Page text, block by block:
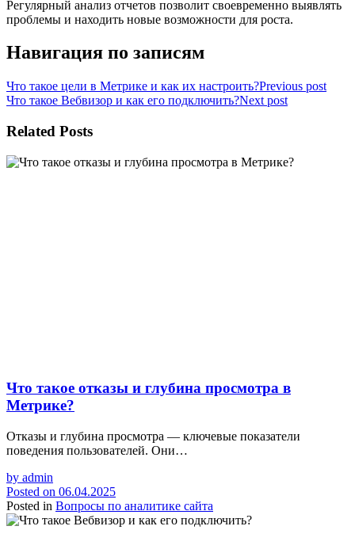
Регулярный анализ отчетов позволит своевременно выявлять
проблемы и находить новые возможности для роста.
Навигация по записям
Что такое цели в Метрике и как их настроить?Previous post
Что такое Вебвизор и как его подключить?Next post
Related Posts
Что такое отказы и глубина просмотра в
Метрике?
Отказы и глубина просмотра — ключевые показатели
поведения пользователей. Они…
by admin
Posted on 06.04.2025
Posted in Вопросы по аналитике сайта